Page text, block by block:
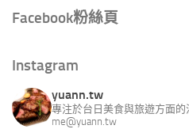
Facebook粉絲頁
Instagram
yuann.tw
專注於台日美食與旅遊方面
me@yuann.tw